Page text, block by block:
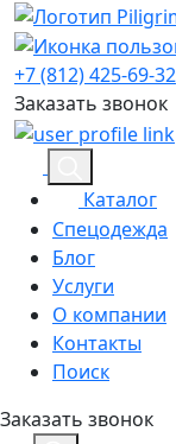
+7 (812) 425-69-32
Заказать звонок
Каталог
Спецодежда
Блог
Услуги
О компании
Контакты
Поиск
Заказать звонок